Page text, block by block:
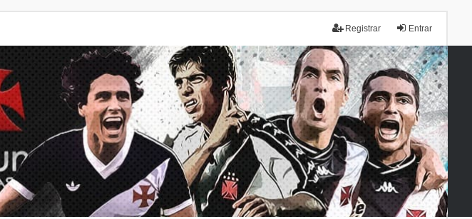
Entrar
Registrar